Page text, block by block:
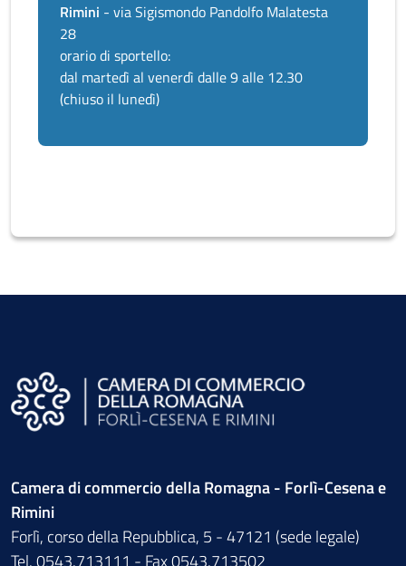
Rimini - via Sigismondo Pandolfo Malatesta
28
orario di sportello:
dal martedì al venerdì dalle 9 alle 12.30
(chiuso il lunedì)
Camera di commercio della Romagna - Forlì-Cesena e
Rimini
Forlì, corso della Repubblica, 5 - 47121 (sede legale)
Tel. 0543.713111 - Fax 0543.713502